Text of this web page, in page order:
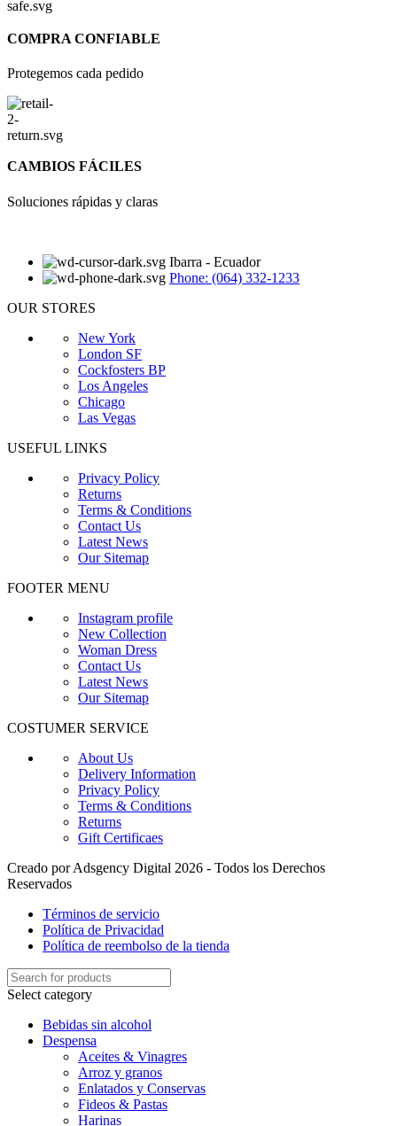
COMPRA CONFIABLE
Protegemos cada pedido
CAMBIOS FÁCILES
Soluciones rápidas y claras
Ibarra - Ecuador
Phone: (064) 332-1233
OUR STORES
New York
London SF
Cockfosters BP
Los Angeles
Chicago
Las Vegas
USEFUL LINKS
Privacy Policy
Returns
Terms & Conditions
Contact Us
Latest News
Our Sitemap
FOOTER MENU
Instagram profile
New Collection
Woman Dress
Contact Us
Latest News
Our Sitemap
COSTUMER SERVICE
About Us
Delivery Information
Privacy Policy
Terms & Conditions
Returns
Gift Certificaes
Creado por Adsgency Digital 2026 - Todos los Derechos
Reservados
Términos de servicio
Política de Privacidad
Política de reembolso de la tienda
Select category
Bebidas sin alcohol
Despensa
Aceites & Vinagres
Arroz y granos
Enlatados y Conservas
Fideos & Pastas
Harinas